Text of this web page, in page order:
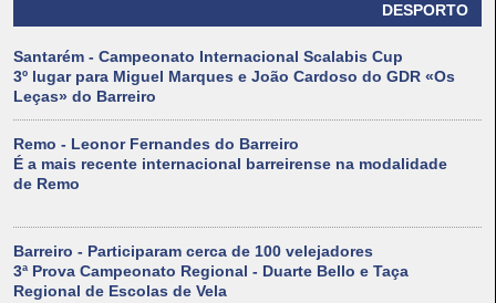
DESPORTO
Santarém - Campeonato Internacional Scalabis Cup
3º lugar para Miguel Marques e João Cardoso do GDR «Os
Leças» do Barreiro
Remo - Leonor Fernandes do Barreiro
É a mais recente internacional barreirense na modalidade
de Remo
Barreiro - Participaram cerca de 100 velejadores
3ª Prova Campeonato Regional - Duarte Bello e Taça
Regional de Escolas de Vela